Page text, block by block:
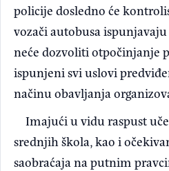
policije dosledno će
vozači autobusa
neće dozvoliti otpočinjanje
ispunjeni svi uslovi
načinu obavljanja
Imajući u vidu raspust
srednjih škola, kao i
saobraćaja na putnim